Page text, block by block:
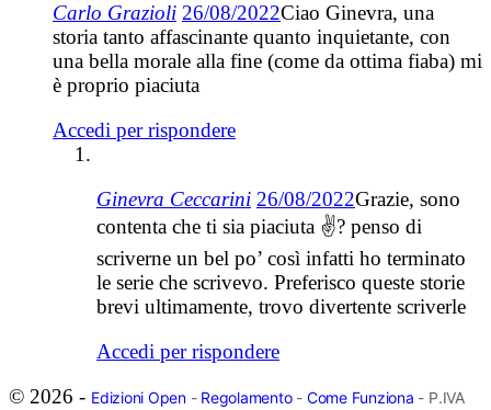
Carlo Grazioli 26/08/2022Ciao Ginevra, una
storia tanto affascinante quanto inquietante, con
una bella morale alla fine (come da ottima fiaba) mi
è proprio piaciuta
Accedi per rispondere
Ginevra Ceccarini 26/08/2022Grazie, sono
contenta che ti sia piaciuta ✌? penso di
scriverne un bel po’ così infatti ho terminato
le serie che scrivevo. Preferisco queste storie
brevi ultimamente, trovo divertente scriverle
Accedi per rispondere
© 2026 - Edizioni Open- Regolamento- Come Funziona - P.IVA